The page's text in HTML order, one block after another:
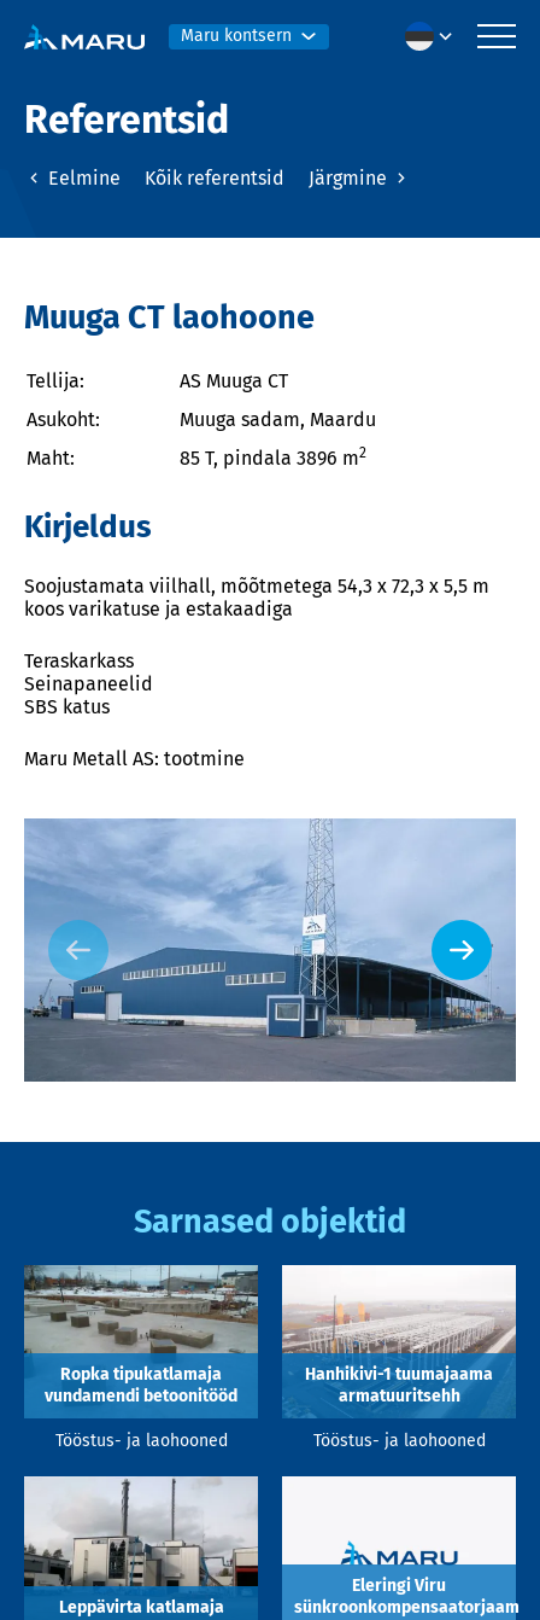
Maru kontsern
Referentsid
Eelmine Kõik referentsid Järgmine
Muuga CT laohoone
Tellija:
AS Muuga CT
Asukoht:
Muuga sadam, Maardu
Maht:
85 T, pindala 3896 m2
Kirjeldus
Soojustamata viilhall, mõõtmetega 54,3 x 72,3 x 5,5 m
koos varikatuse ja estakaadiga
Teraskarkass
Seinapaneelid
SBS katus
Maru Metall AS: tootmine
Sarnased objektid
Ropka tipukatlamaja
vundamendi betoonitööd
Tööstus- ja laohooned
Hanhikivi-1 tuumajaama
armatuuritsehh
Tööstus- ja laohooned
Leppävirta katlamaja
Eleringi Viru
sünkroonkompensaatorjaam